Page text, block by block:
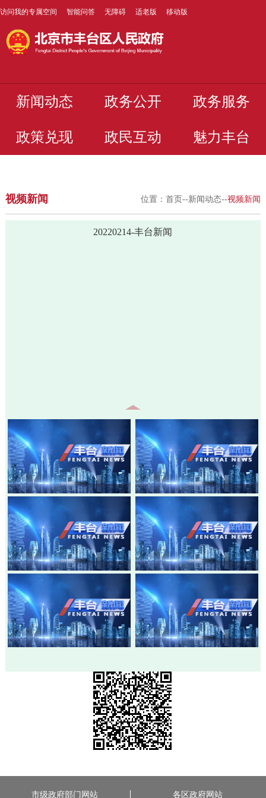
访问我的专属空间 智能问答 无障碍 适老版 移动版
新闻动态 政务公开 政务服务
政策兑现 政民互动 魅力丰台
视频新闻 位置：首页--新闻动态--视频新闻
20220214-丰台新闻
20260805-丰台新闻
20260803-丰台新闻
20260730-丰台新闻
20260728-丰台新闻
20260724-丰台新闻
市级政府部门网站 各区政府网站